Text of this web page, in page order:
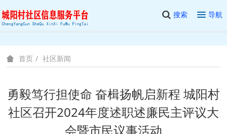
搜索 导航
首页 社区新闻
勇毅笃行担使命 奋楫扬帆启新程 城阳村
社区召开2024年度述职述廉民主评议大
会暨市民议事活动